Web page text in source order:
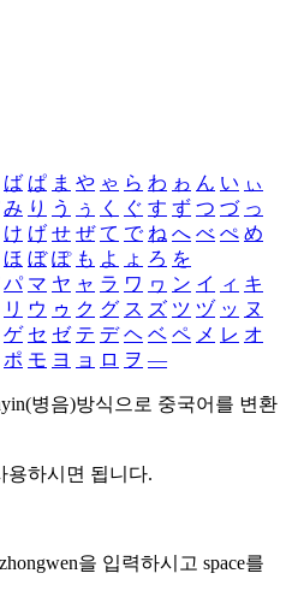
ば ぱ ま や ゃ ら わ ゎ ん い ぃ
み り う ぅ く ぐ す ず つ づ っ
け げ せ ぜ て で ね へ べ ぺ め
ほ ぼ ぽ も よ ょ ろ を
パ マ ヤ ャ ラ ワ ヮ ン イ ィ キ
リ ウ ゥ ク グ ス ズ ツ ヅ ッ ヌ
ゲ セ ゼ テ デ ヘ ベ ペ メ レ オ
ポ モ ヨ ョ ロ ヲ ―
병음)방식으로 중국어를 변환
용하시면 됩니다.
zhongwen을 입력하시고 space를